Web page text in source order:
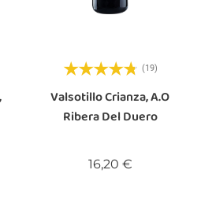
(19)
Valsotillo Crianza, A.O
Ribera Del Duero
16,20 €Prix